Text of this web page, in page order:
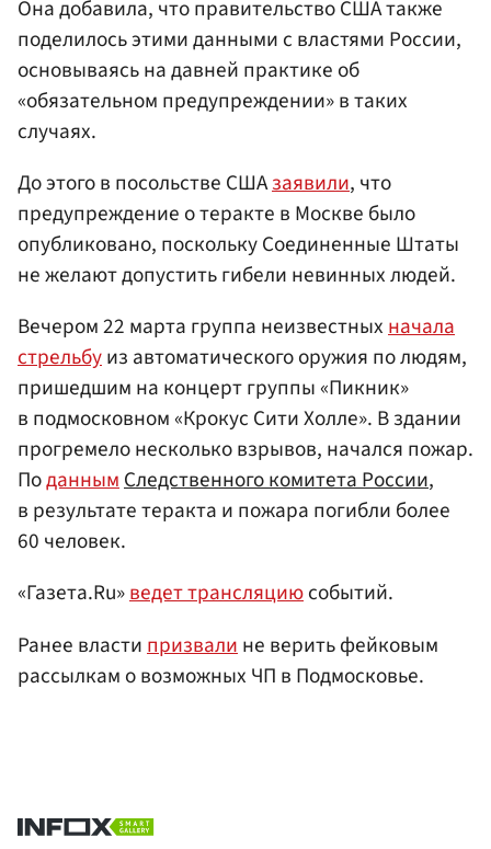
Она добавила, что правительство США также
поделилось этими данными с властями России,
основываясь на давней практике об
«обязательном предупреждении» в таких
случаях.
До этого в посольстве СШАзаявили, что
предупреждение о теракте в Москве было
опубликовано, поскольку Соединенные Штаты
не желают допустить гибели невинных людей.
Вечером 22 марта группа неизвестныхначала
стрельбуиз автоматического оружия по людям,
пришедшим на концерт группы «Пикник»
в подмосковном «Крокус Сити Холле». В здании
прогремело несколько взрывов, начался пожар.
ПоданнымСледственного комитета России,
в результате теракта и пожара погибли более
60 человек.
«Газета.Ru»ведет трансляциюсобытий.
Ранее власти призвали не верить фейковым
рассылкам о возможных ЧП в Подмосковье.